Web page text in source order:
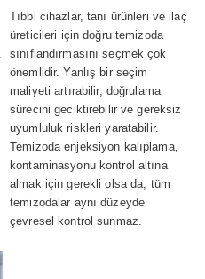
kalıplama: Sınıf 7 ve
Sınıf 8 –
Aralarındaki fark
nedir?
Tıbbi cihazlar, tanı ürünleri ve ilaç
üreticileri için doğru temizoda
sınıflandırmasını seçmek çok
önemlidir. Yanlış bir seçim
maliyeti artırabilir, doğrulama
sürecini geciktirebilir ve gereksiz
uyumluluk riskleri yaratabilir.
Temizoda enjeksiyon kalıplama,
kontaminasyonu kontrol altına
almak için gerekli olsa da, tüm
temizodalar aynı düzeyde
çevresel kontrol sunmaz.